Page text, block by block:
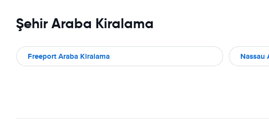
Şehir Araba Kiralama
Freeport Araba Kiralama Nassau